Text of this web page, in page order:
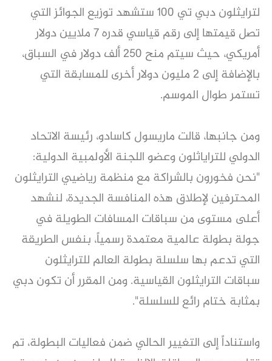
لترايثلون دبي تي 100 ستشهد توزيع الجوائز التي
تصل قيمتها إلى رقم قياسي قدره 7 ملايين دولار
أمريكي، حيث سيتم منح 250 ألف دولار في السباق،
بالإضافة إلى 2 مليون دولار أخرى للمسابقة التي
تستمر طوال الموسم.
ومن جانبها، قالت ماريسول كاسادو، رئيسة الاتحاد
الدولي للتراياثلون وعضو اللجنة الأولمبية الدولية:
"نحن فخورون بالشراكة مع منظمة رياضيي الترايثلون
المحترفين لإطلاق هذه المنافسة الجديدة، لنشهد
أعلى مستوى من سباقات المسافات الطويلة في
جولة بطولة عالمية معتمدة رسمياً، بنفس الطريقة
التي تدعم بها سلسلة بطولة العالم للترايثلون
سباقات الترايثلون القياسية. ومن المقرر أن تكون دبي
بمثابة ختام رائع للسلسلة".
واستناداً إلى التغيير الحالي ضمن فعاليات البطولة، تم